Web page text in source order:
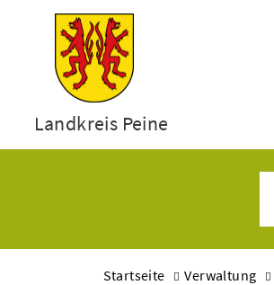
Landkreis Peine
Startseite Verwaltung